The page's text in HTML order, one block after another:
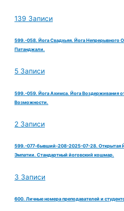
139 Записи
599.-058. Йога Свадхьяя. Йога Непрерывного
Патанджали.
5 Записи
599.-059. Йога Ахимса. Йога Воздерживания
Возможности.
2 Записи
599.-077-бывший-208-2025-07-28. Открытая
Эмпатии. Стандартный йоговский кошмар.
3 Записи
600. Личные номера преподавателей и